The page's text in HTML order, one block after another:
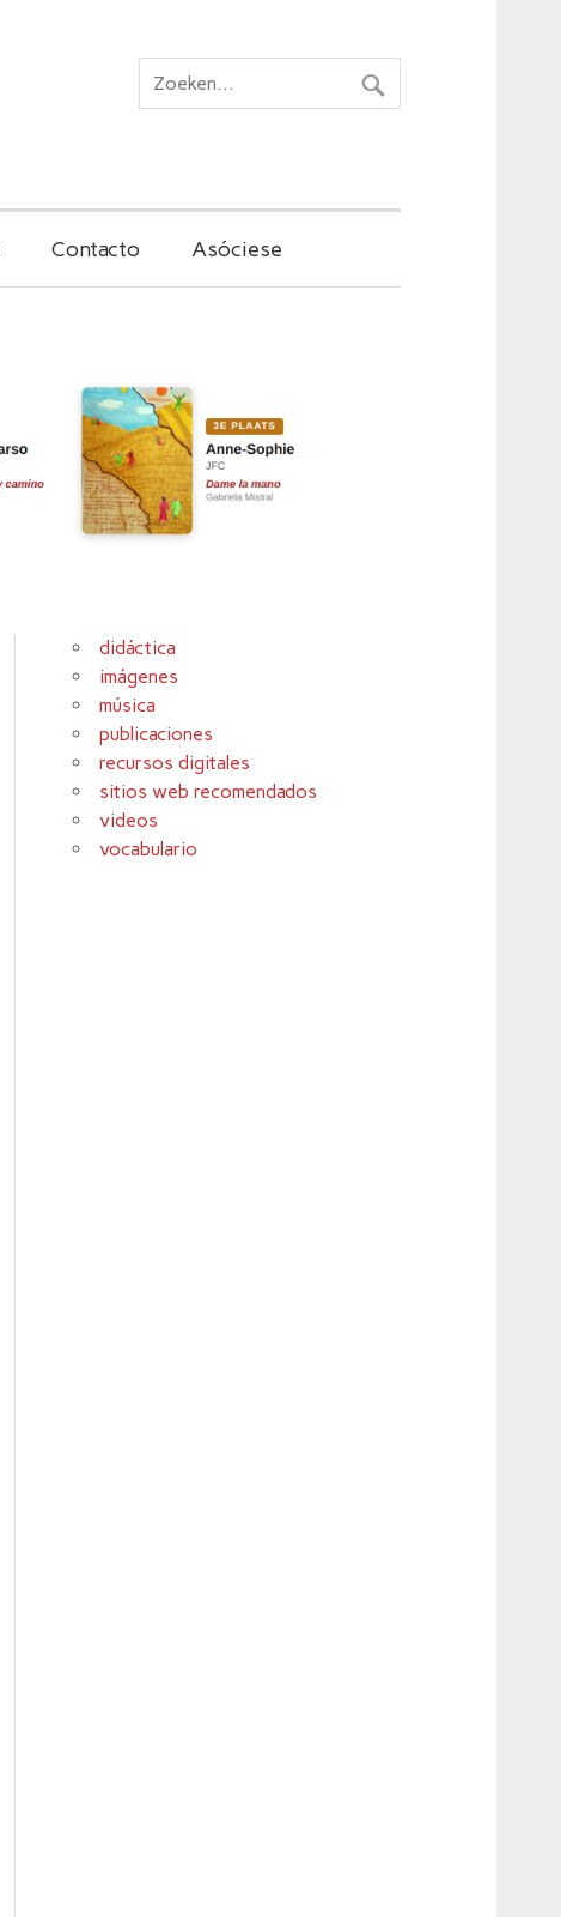
Contacto Asóciese
didáctica
imágenes
música
publicaciones
recursos digitales
sitios web recomendados
videos
vocabulario